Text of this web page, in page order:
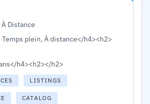
Distance
plein, À distance</h4><h2>
h4><h2></h2>
LISTINGS
CATALOG